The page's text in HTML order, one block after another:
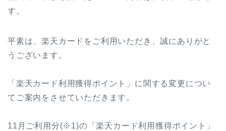
す。
平素は、楽天カードをご利用いただき、誠にありがと
うございます。
「楽天カード利用獲得ポイント」に関する変更につい
てご案内をさせていただきます。
11月ご利用分(※1)の「楽天カード利用獲得ポイント」